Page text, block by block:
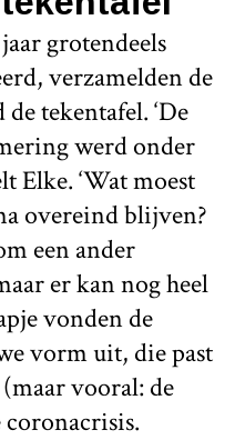
grotendeels
verzamelden de
tekentafel. ‘De
werd onder
Elke. ‘Wat moest
overeind blijven?
een ander
er kan nog heel
vonden de
vorm uit, die past
vooral: de